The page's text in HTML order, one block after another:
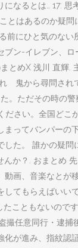
なるとは… 17:
はあるのか疑
にひと気のな
ン-イレブン、
とめX 浅川 直
鬼から尋問さ
。ただその時の
さい。全国ど
ってバンパー
た。 誰かの疑
か？. おまとめ
画、音楽なと
してもらえば
こともないの
任意同行・逮
が進み、指紋